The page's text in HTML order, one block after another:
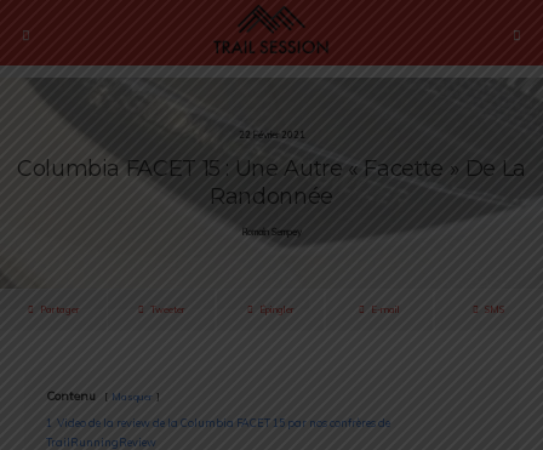
22 Février 2021
Columbia FACET 15 : Une Autre « Facette » De La
Randonnée
Romain Sempey
Partager Tweeter Épingler E-mail SMS
Contenu Masquer
1 Video de la review de la Columbia FACET 15 par nos confrères de
TrailRunningReview